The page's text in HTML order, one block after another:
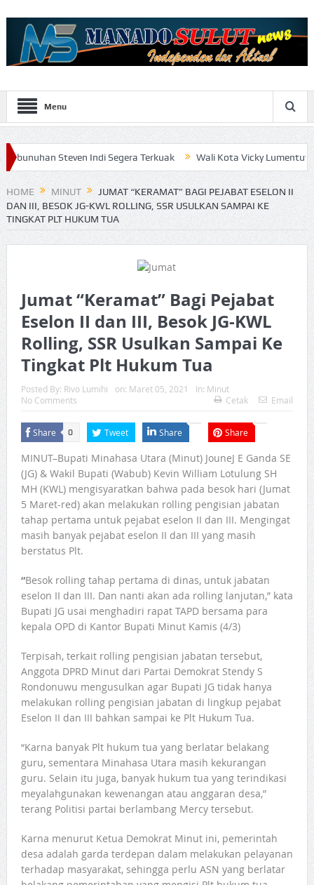
Menu
Indi Segera Terkuak Wali Kota Vicky Lumentut Serahkan
HOME MINUT
JUMAT “KERAMAT” BAGI PEJABAT ESELON II
DAN III, BESOK JG-KWL ROLLING, SSR USULKAN SAMPAI KE
TINGKAT PLT HUKUM TUA
Jumat “Keramat” Bagi Pejabat
Eselon II dan III, Besok JG-KWL
Rolling, SSR Usulkan Sampai Ke
Tingkat Plt Hukum Tua
Posted By: Rivo Lumihi on: Maret 05, 2021 In: Minut
No Comments
Cetak Email
Share 0 Tweet Share Share
MINUT–Bupati Minahasa Utara (Minut) JouneJ E Ganda SE
(JG) & Wakil Bupati (Wabub) Kevin William Lotulung SH
MH (KWL) mengisyaratkan bahwa pada besok hari (Jumat
5 Maret-red) akan melakukan rolling pengisian jabatan
tahap pertama untuk pejabat eselon II dan III. Mengingat
masih banyak pejabat eselon II dan III yang masih
berstatus Plt.
“Besok rolling tahap pertama di dinas, untuk jabatan
eselon II dan III. Dan nanti akan ada rolling lanjutan,” kata
Bupati JG usai menghadiri rapat TAPD bersama para
kepala OPD di Kantor Bupati Minut Kamis (4/3)
Terpisah, terkait rolling pengisian jabatan tersebut,
Anggota DPRD Minut dari Partai Demokrat Stendy S
Rondonuwu mengusulkan agar Bupati JG tidak hanya
melakukan rolling pengisian jabatan di lingkup pejabat
Eselon II dan III bahkan sampai ke Plt Hukum Tua.
“Karna banyak Plt hukum tua yang berlatar belakang
guru, sementara Minahasa Utara masih kekurangan
guru. Selain itu juga, banyak hukum tua yang terindikasi
meyalahgunakan kewenangan atau anggaran desa,”
terang Politisi partai berlambang Mercy tersebut.
Karna menurut Ketua Demokrat Minut ini, pemerintah
desa adalah garda terdepan dalam melakukan pelayanan
terhadap masyarakat, sehingga perlu ASN yang berlatar